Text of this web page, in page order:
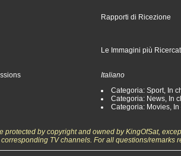
Rapporti di Ricezione
Le Immagini più
Italiano
Categoria: Sport, In
Categoria: News, In
Categoria: Movies, In
protected by copyright and owned by KingOfSat,
TV channels. For all questions/remarks